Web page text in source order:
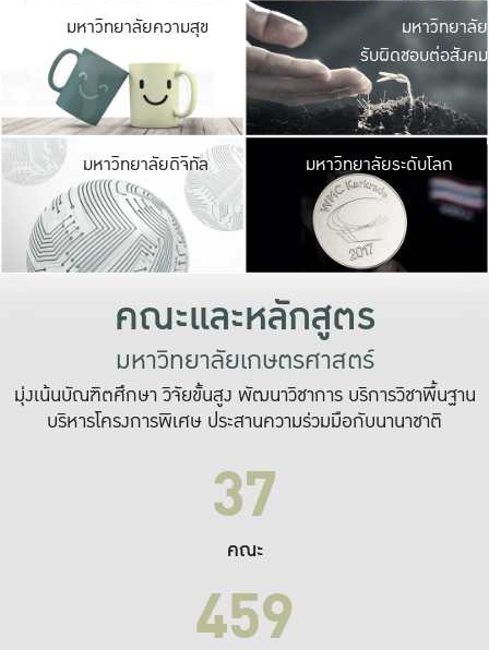
มหาวิทยาลัยความสุข มหาวิ
ค
เปิดประ
และพบเรื่องราวใ
มหาวิทยาลัย
รับผิดชอบต่อสังคม
มหาวิทยาลัยดิจิทัล มหาวิ
เปลี่ยนแปลง แล
เพื่อทำง
ระบบสารสนเทศ
มหาวิทยาลัยระดับโลก
คณะและหลักสูตร
มหาวิทยาลัยเกษตรศาสตร์
มุ่งเน้นบัณฑิตศึกษา วิจัยขั้นสูง พัฒนาวิชาการ บริการวิชาพื้นฐาน
บริหารโครงการพิเศษ ประสานความร่วมมือกับนานาชาติ
37
คณะ
459